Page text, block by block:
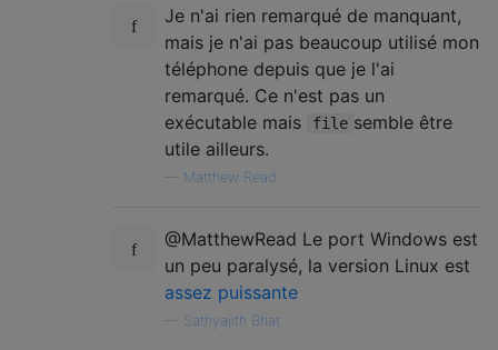
Je n'ai rien remarqué de manquant,
mais je n'ai pas beaucoup utilisé mon
téléphone depuis que je l'ai
remarqué. Ce n'est pas un
exécutable mais
file semble être
utile ailleurs.
Matthew Read
@MatthewRead Le port Windows est
un peu paralysé, la version Linux est
assez puissante
Sathyajith Bhat